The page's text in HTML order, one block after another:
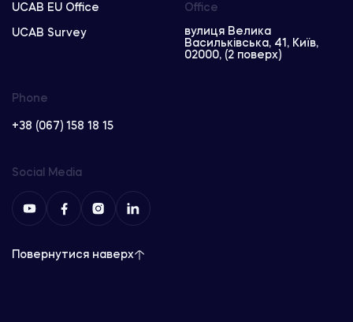
UCAB EU Office
UCAB Survey
Phone
+38 (067) 158 18 15
Office
вулиця Велика
Васильківська, 41, Київ,
02000, (2 поверх)
Social Media
Повернутися наверх